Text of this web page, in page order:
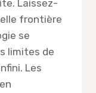
Laissez-
frontière
se
limites de
Les